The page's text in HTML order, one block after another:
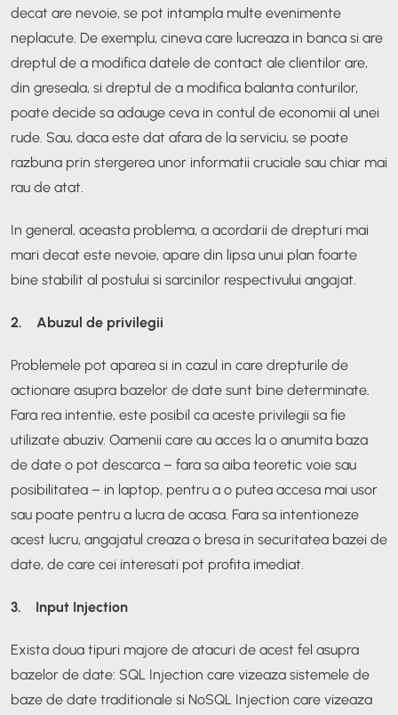
decat are nevoie, se pot intampla multe evenimente
neplacute. De exemplu, cineva care lucreaza in banca si are
dreptul de a modifica datele de contact ale clientilor are,
din greseala, si dreptul de a modifica balanta conturilor,
poate decide sa adauge ceva in contul de economii al unei
rude. Sau, daca este dat afara de la serviciu, se poate
razbuna prin stergerea unor informatii cruciale sau chiar mai
rau de atat.
In general, aceasta problema, a acordarii de drepturi mai
mari decat este nevoie, apare din lipsa unui plan foarte
bine stabilit al postului si sarcinilor respectivului angajat.
2. Abuzul de privilegii
Problemele pot aparea si in cazul in care drepturile de
actionare asupra bazelor de date sunt bine determinate.
Fara rea intentie, este posibil ca aceste privilegii sa fie
utilizate abuziv. Oamenii care au acces la o anumita baza
de date o pot descarca – fara sa aiba teoretic voie sau
posibilitatea – in laptop, pentru a o putea accesa mai usor
sau poate pentru a lucra de acasa. Fara sa intentioneze
acest lucru, angajatul creaza o bresa in securitatea bazei de
date, de care cei interesati pot profita imediat.
3. Input Injection
Exista doua tipuri majore de atacuri de acest fel asupra
bazelor de date: SQL Injection care vizeaza sistemele de
baze de date traditionale si NoSQL Injection care vizeaza